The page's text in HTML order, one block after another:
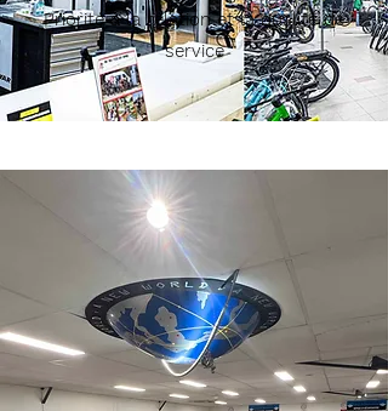
Priorité à la relation et la qualité de
service